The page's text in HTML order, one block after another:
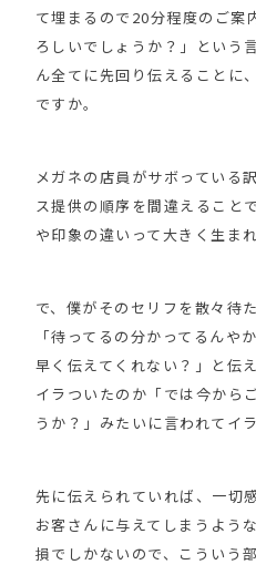
て埋まるので20分程度のご案
ろしいでしょうか？」という
ん全てに先回り伝えることに
ですか。
メガネの店員がサボっている
ス提供の順序を間違えること
や印象の違いって大きく生ま
で、僕がそのセリフを散々待
「待ってるの分かってるんや
早く伝えてくれない？」と伝
イラついたのか「では今から
うか？」みたいに言われてイ
先に伝えられていれば、一切
お客さんに与えてしまうよう
損でしかないので、こういう